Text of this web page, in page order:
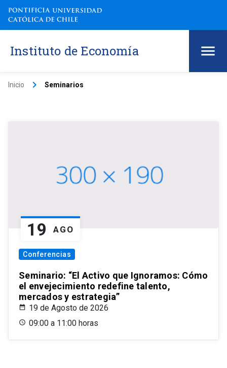
Instituto de Economía
Inicio keyboard_arrow_right Seminarios
19 AGO
Conferencias
Seminario: “El Activo que Ignoramos: Cómo
el envejecimiento redefine talento,
mercados y estrategia”
19 de Agosto de 2026
09:00 a 11:00 horas